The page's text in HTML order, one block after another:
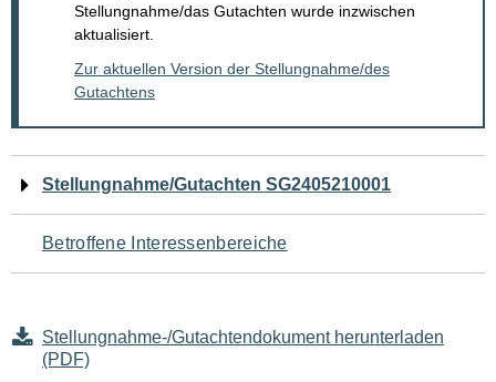
Stellungnahme/das Gutachten wurde inzwischen
aktualisiert.
Zur aktuellen Version der Stellungnahme/des
Gutachtens
Navigation
für
den
Seiteninhalt
Stellungnahme/Gutachten SG2405210001
Betroffene Interessenbereiche
Stellungnahme-/Gutachtendokument herunterladen
(PDF)